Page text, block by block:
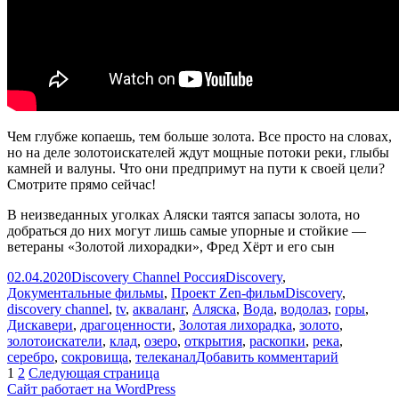
Чем глубже копаешь, тем больше золота. Все просто на словах,
но на деле золотоискателей ждут мощные потоки реки, глыбы
камней и валуны. Что они предпримут на пути к своей цели?
Смотрите прямо сейчас!
В неизведанных уголках Аляски таятся запасы золота, но
добраться до них могут лишь самые упорные и стойкие —
ветераны «Золотой лихорадки», Фред Хёрт и его сын
Опубликовано
02.04.2020Автор
Discovery Channel РоссияРубрики
Discovery,
Документальные фильмы, Проект Zen-фильмМетки
Discovery,
discovery channel, tv, акваланг, Аляска, Вода, водолаз, горы,
Дискавери, драгоценности, Золотая лихорадка, золото,
золотоискатели, клад, озеро, открытия, раскопки, река,
серебро, сокровища, телеканалДобавить комментарий
Пагинация
записей
Страница
1 Страница
2 Следующая страница
Сайт работает на WordPress